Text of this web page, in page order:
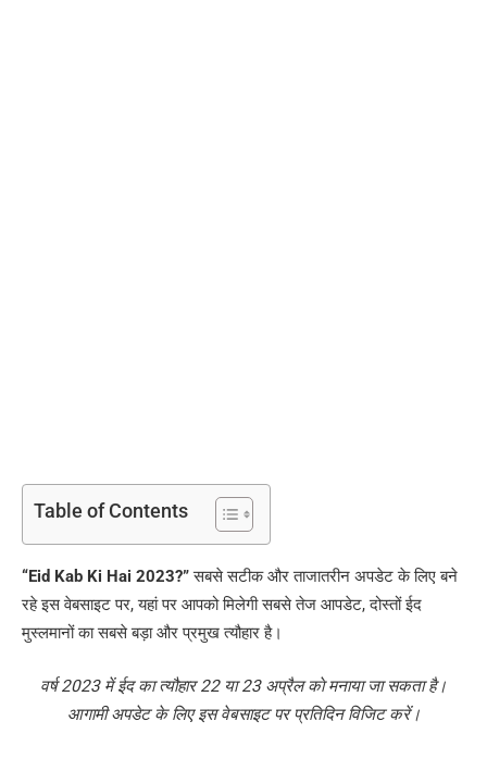
Table of Contents
“Eid Kab Ki Hai 2023?”सबसे सटीक और ताजातरीन अपडेट के लिए बने
रहे इस वेबसाइट पर, यहां पर आपको मिलेगी सबसे तेज आपडेट, दोस्तों ईद
मुस्लमानों का सबसे बड़ा और प्रमुख त्यौहार है।
वर्ष 2023 में ईद का त्यौहार 22 या 23 अप्रैल काे मनाया जा सकता है।
आगामी अपडेट के लिए इस वेबसाइट पर प्रतिदिन विजिट करें।